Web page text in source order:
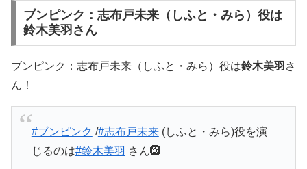
ブンピンク：志布戸未来（しふと・みら）役は
鈴木美羽さん
ブンピンク：志布戸未来（しふと・みら）役は鈴木美羽さ
ん！
#ブンピンク /#志布戸未来(しふと・みら)役を演
じるのは#鈴木美羽 さん🛞